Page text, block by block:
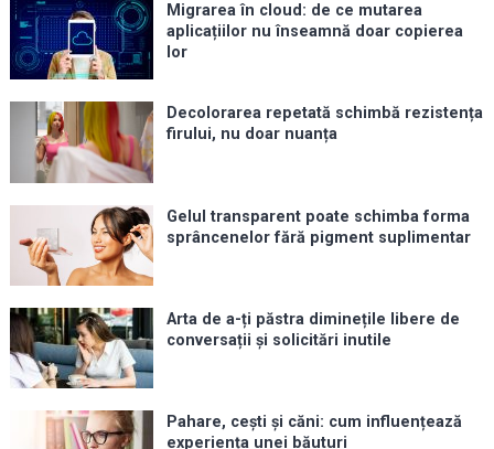
Migrarea în cloud: de ce mutarea
aplicațiilor nu înseamnă doar copierea
lor
Decolorarea repetată schimbă rezistența
firului, nu doar nuanța
Gelul transparent poate schimba forma
sprâncenelor fără pigment suplimentar
Arta de a-ți păstra diminețile libere de
conversații și solicitări inutile
Pahare, cești și căni: cum influențează
experiența unei băuturi